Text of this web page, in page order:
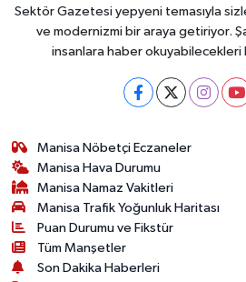
Sektör Gazetesi yepyeni temasıyla
ve modernizmi bir araya getiriyor.
insanlara haber okuyabilecekleri
Manisa Nöbetçi Eczaneler
Manisa Hava Durumu
Manisa Namaz Vakitleri
Manisa Trafik Yoğunluk Haritası
Puan Durumu ve Fikstür
Tüm Manşetler
Son Dakika Haberleri